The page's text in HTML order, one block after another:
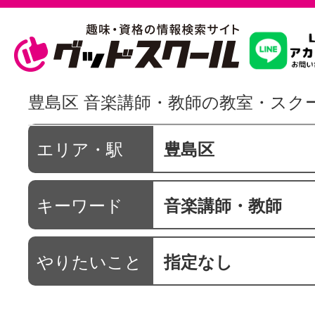
習いたいこ
スクールを
駅・路線か
通信講座を
豊島区 音楽講師・教師の教室・スク
エリア・駅 豊島区
キーワード 音楽講師・教師
やりたいこと 指定なし